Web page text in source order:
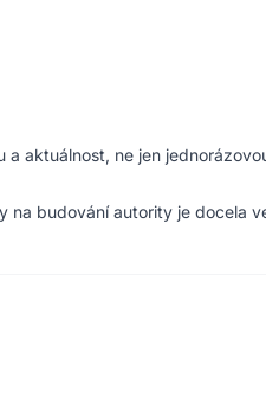
a aktuálnost, ne jen
na budování autority je docela